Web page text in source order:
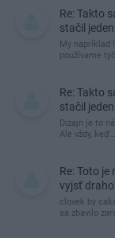
Re: Takto
stačil
My napríklad
používame
Re: Takto
stačil
Dizajn je to
Ale vždy, keď…
Re: Toto
vyjsť
clovek by
sa zbavilo